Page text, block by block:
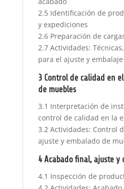
2.5 Identificación de
y expediciones
2.6 Preparación de
2.7 Actividades:
para el ajuste y
3 Control de calidad en
de muebles
3.1 Interpretación de
control de calidad en la
3.2 Actividades: Control
ajuste y embalado de
4 Acabado final, ajuste y
4.1 Inspección de